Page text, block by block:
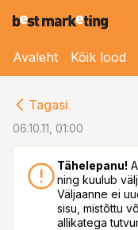
Avaleht Kõik lood
Tagasi
06.10.11, 01:00
Tähelepanu!
ning kuulub
Väljaanne ei
sisu, mistõttu
allikatega